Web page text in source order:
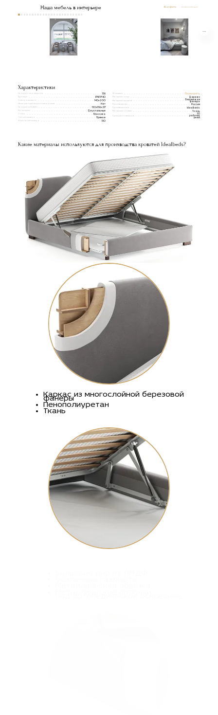
Наша мебель в интерьере Все фото
Характеристики
Габаритная ширина
156
Артикул
IPNFP140
Спальное место
140x200
Наличие подъемного механизма
Нет
Габариты(ВxШxГ)
150х156х217
Категории
Двуспальные
Стиль
Классика
Тип изголовья
Прямое
Высота изголовья
150
3D модель
Посмотреть
Материал опор
Дерево
Материал каркаса
Березовая
фанера
Производство
Россия
Производитель
Idealbeds
Материал обивки
Ткань
Срок изготовления
30
рабочих
дней
Какие материалы используются для производства кроватей Idealbeds?
Каркас из многослойной березовой
фанеры
Пенополиуретан
Ткань